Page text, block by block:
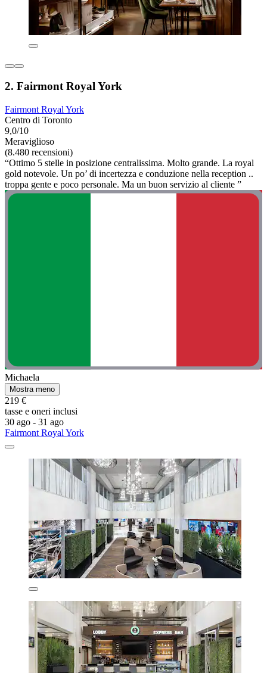
2. Fairmont Royal York
Fairmont Royal York
Centro di Toronto
9,0/10
Meraviglioso
(8.480 recensioni)
“Ottimo 5 stelle in posizione centralissima. Molto grande. La royal
gold notevole. Un po’ di incertezza e conduzione nella reception ..
troppa gente e poco personale. Ma un buon servizio al cliente ”
Michaela
Mostra meno
219 €
tasse e oneri inclusi
30 ago - 31 ago
Fairmont Royal York